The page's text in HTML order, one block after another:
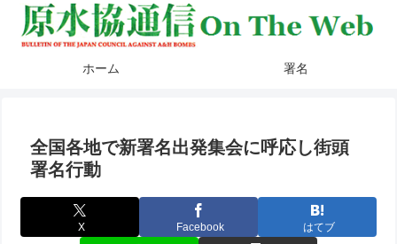
ホーム 署名
全国各地で新署名出発集会に呼応し街頭
署名行動
X Facebook はてブ